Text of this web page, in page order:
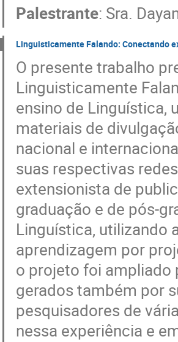
Palestrante: Sra.
Linguisticamente Falando: Conectando
O presente trabalho
Linguisticamente
ensino de Linguística,
materiais de
nacional e
suas respectivas
extensionista de
graduação e de pós-
Linguística, utilizando
aprendizagem por
o projeto foi ampliado
gerados também por
pesquisadores de
nessa experiência e